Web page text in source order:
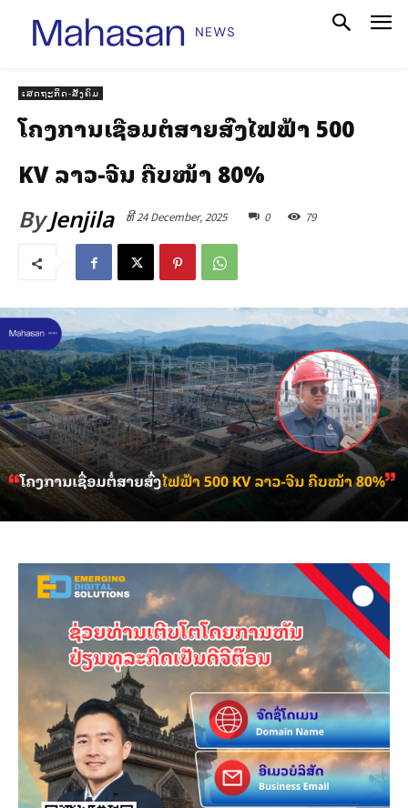
ເສດຖະກິດ-ສັງຄົມ
ໂຄງການເຊື່ອມຕໍ່ສາຍສົ່ງໄຟຟ້າ 500
KV ລາວ-ຈີນ ຄືບໜ້າ 80%
ByJenjila ທີ 24 December, 2025 0 79